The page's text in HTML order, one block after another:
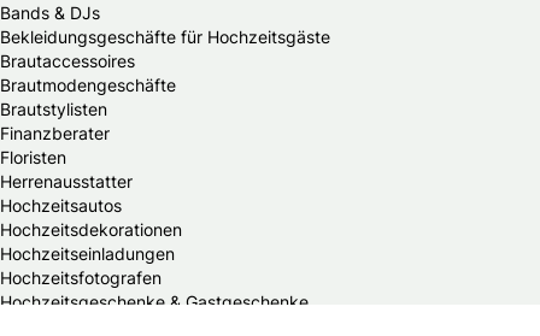
Bands & DJs
Bekleidungsgeschäfte für Hochzeitsgäste
Brautaccessoires
Brautmodengeschäfte
Brautstylisten
Finanzberater
Floristen
Herrenausstatter
Hochzeitsautos
Hochzeitsdekorationen
Hochzeitseinladungen
Hochzeitsfotografen
Hochzeitsgeschenke & Gastgeschenke